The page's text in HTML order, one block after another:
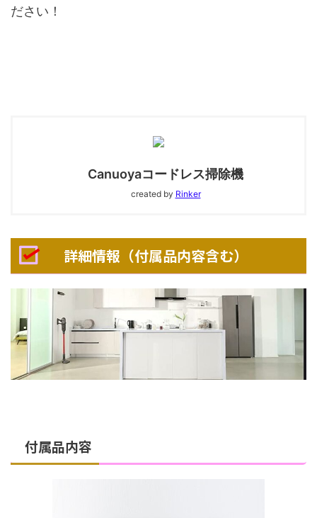
ださい！
Canuoyaコードレス掃除機
created by Rinker
詳細情報（付属品内容含む）
付属品内容